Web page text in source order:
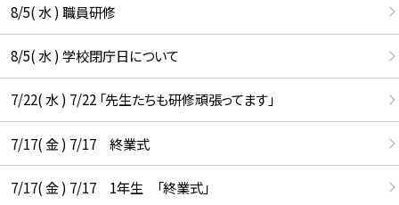
8/5( 水 ) 職員研修
8/5( 水 ) 学校閉庁日について
7/22( 水 ) 7/22 「先生たちも研修頑張ってます」
7/17( 金 ) 7/17 終業式
7/17( 金 ) 7/17 1年生 「終業式」